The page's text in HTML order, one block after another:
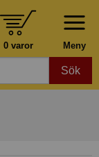
Meny
0 varor
Sök